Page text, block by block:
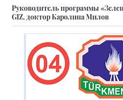
Руководитель программы
GIZ, доктор Каролина Милов